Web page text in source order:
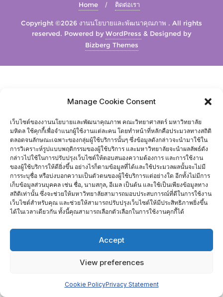
Manage Cookie Consent
เว็บไซต์ของงานนโยบายและพัฒนาคุณภาพ คณะวิทยาศาสตร์ มหาวิทยาลัย
มหิดล ใช้คุกกี้เพื่อจำแนกผู้ใช้งานแต่ละคน โดยทำหน้าที่หลักคือประมวลทางสถิติ
ตลอดจนลักษณะเฉพาะของกลุ่มผู้ใช้บริการนั้นๆ ซึ่งข้อมูลดังกล่าวจะนำมาใช้ใน
การวิเคราะห์รูปแบบพฤติกรรมของผู้ใช้บริการ และมหาวิทยาลัยจะนำผลลัพธ์ดัง
กล่าวไปใช้ในการปรับปรุงเว็บไซต์ให้ตอบสนองความต้องการ และการใช้งาน
ของผู้ใช้บริการให้ดียิ่งขึ้น อย่างไรก็ตามข้อมูลที่ได้และใช้ประมวลผลนั้นจะไม่มี
การระบุชื่อ หรือบ่งบอกความเป็นตัวตนของผู้ใช้บริการแต่อย่างใด อีกทั้งไม่มีการ
เก็บข้อมูลส่วนบุคคล เช่น ชื่อ, นามสกุล, อีเมล เป็นต้น และใช้เป็นเพียงข้อมูลทาง
สถิติเท่านั้น ซึ่งจะช่วยให้มหาวิทยาลัยสามารถมอบประสบการณ์ที่ดีในการใช้งาน
เว็บไซต์สำหรับคุณ และช่วยให้สามารถปรับปรุงเว็บไซต์ให้มีประสิทธิภาพยิ่งขึ้น
ได้ในเวลาเดียวกัน ทั้งนี้คุณสามารถเลือกตัวเลือกในการใช้งานคุกกี้ได้
Accept
View preferences
Cookie PolicyPrivacy Statement
Home ติดต่อเรา
Copyright ©2026 งานนโยบายและพัฒนาคุณภาพ . All rights
reserved. Powered by WordPress & Designed by
Bizberg Themes